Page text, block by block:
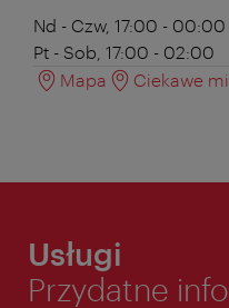
Nd - Czw, 17:00 - 00:00
Pt - Sob, 17:00 - 02:00
Mapa
Ciekawe
Usługi
Przydatne